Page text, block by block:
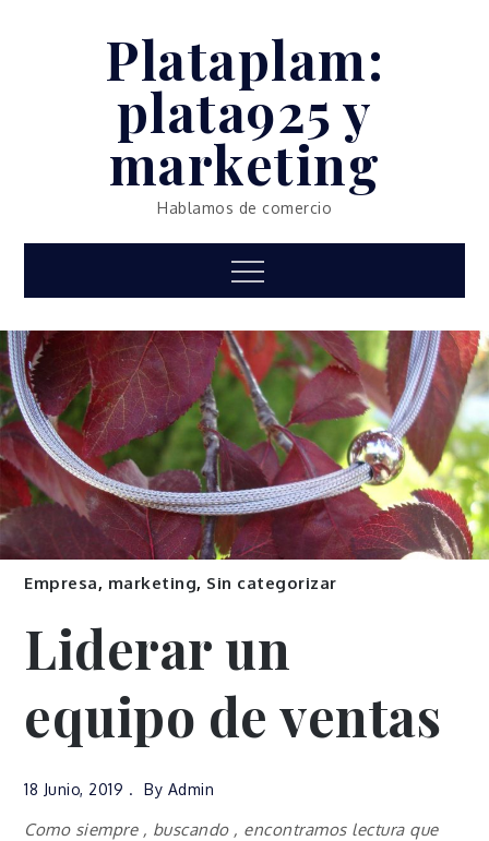
Plataplam:
plata925 y
marketing
Hablamos de comercio
Menu
Empresa, marketing, Sin categorizar
Liderar un
equipo de ventas
18 Junio, 2019 By Admin
Como siempre , buscando , encontramos lectura que